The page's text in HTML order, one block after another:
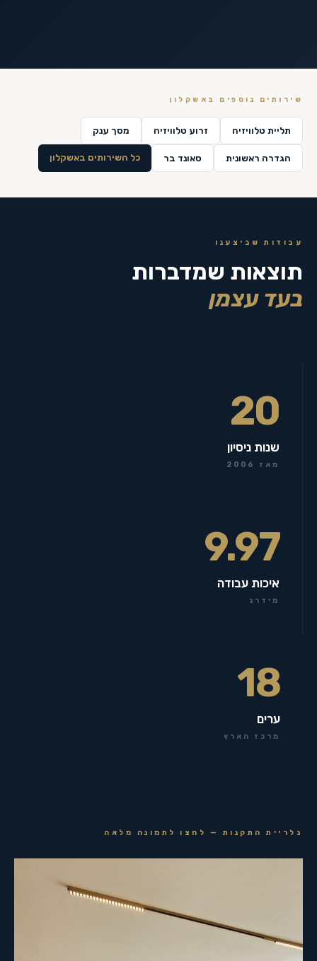
שירותים נוספים ב אשקלון
תליית טלוויזיה זרוע טלוויזיה מסך ענק
הגדרה ראשונית סאונד בר כל השירותים באשקלון
עבודות שביצענו
תוצאות שמדברות
בעד עצמן
20
שנות ניסיון
מאז 2006
9.97
איכות עבודה
מידרג
18
ערים
מרכז הארץ
גלריית התקנות — לחצו לתמונה מלאה